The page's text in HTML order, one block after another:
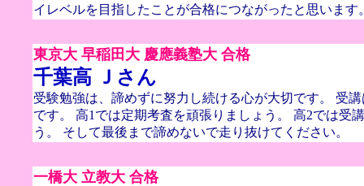
イレベルを目指したことが合格につながったと思います
東京大 早稲田大 慶應義塾大 合格
千葉高 Ｊさん
受験勉強は、諦めずに努力し続ける心が大切です。 受
です。 高1では定期考査を頑張りましょう。 高2では受
う。 そして最後まで諦めないで走り抜けてください。
一橋大 立教大 合格